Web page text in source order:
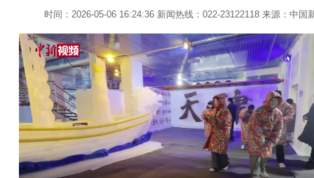
时间：2026-05-06 16:24:36 新闻热线：022-23122118来源：中国